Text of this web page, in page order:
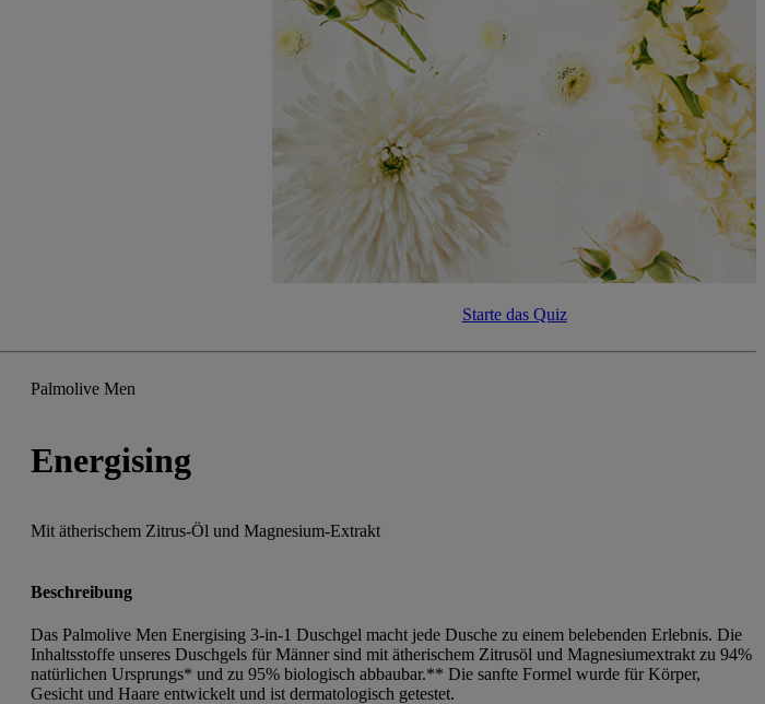
Starte das Quiz
Palmolive Men
Energising
Mit ätherischem Zitrus-Öl und Magnesium-Extrakt
Beschreibung
Das Palmolive Men Energising 3-in-1 Duschgel macht jede Dusche zu einem belebenden Erlebnis. Die
Inhaltsstoffe unseres Duschgels für Männer sind mit ätherischem Zitrusöl und Magnesiumextrakt zu 94%
natürlichen Ursprungs* und zu 95% biologisch abbaubar.** Die sanfte Formel wurde für Körper,
Gesicht und Haare entwickelt und ist dermatologisch getestet.